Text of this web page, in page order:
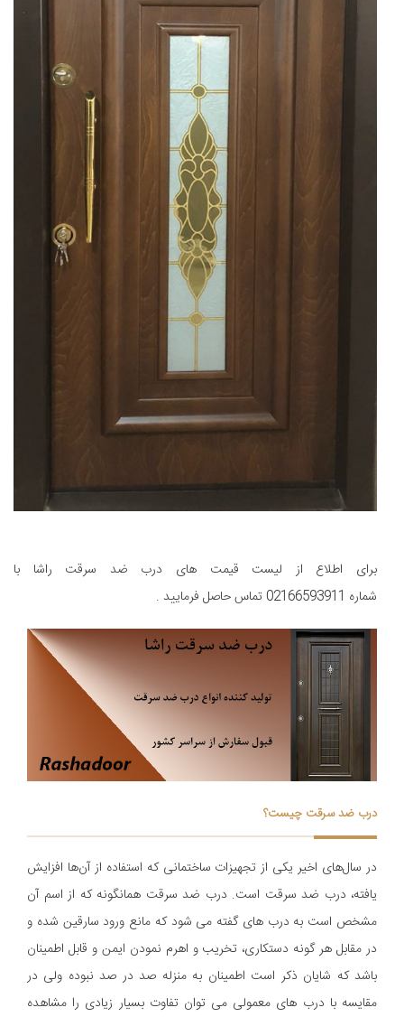
برای اطلاع از لیست قیمت های درب ضد سرقت راشا با
شماره 02166593911 تماس حاصل فرمایید .
درب ضد سرقت چیست؟
در سال‌های اخیر یکی از تجهیزات ساختمانی که استفاده از آن‌ها افزایش
یافته، درب ضد سرقت است. درب ضد سرقت همانگونه که از اسم آن
مشخص است به درب های گفته می شود که مانع ورود سارقین شده و
در مقابل هر گونه دستکاری، تخریب و اهرم نمودن ایمن و قابل اطمینان
باشد که شایان ذکر است اطمینان به منزله صد در صد نبوده ولی در
مقایسه با درب های معمولی می توان تفاوت بسیار زیادی را مشاهده